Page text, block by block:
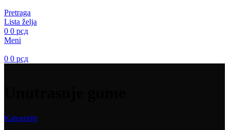
Pretraga
Lista želja
0 0 рсд
Meni
0 0 рсд
Kategorije